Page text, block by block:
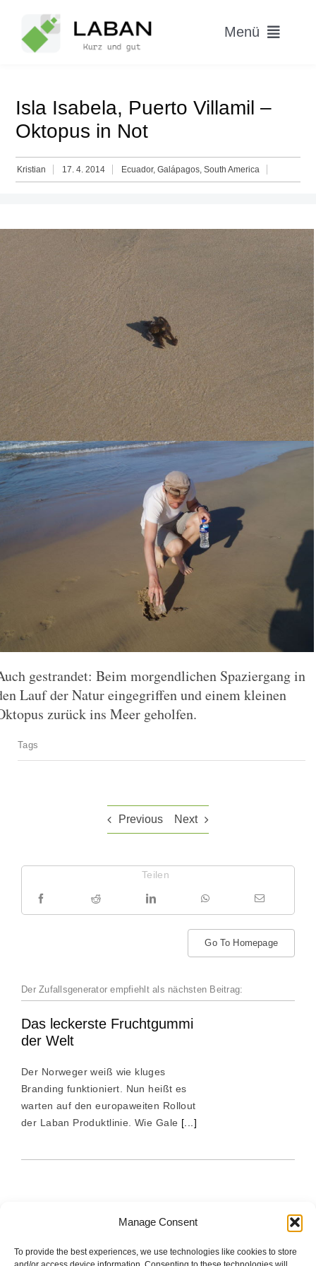
Manage Consent
To provide the best experiences, we use technologies like cookies to store
content
Menü
Worum geht’s?
Blog
Isla Isabela, Puerto Villamil –
Oktopus in Not
Kristian 17. 4. 2014 Ecuador,Galápagos,South America
gestrandet: Beim morgendlichen Spaziergang in
Lauf der Natur eingegriffen und einem kleinen
zurück ins Meer geholfen.
Tags
Previous Next
Teilen
Go To Homepage
Der Zufallsgenerator empfiehlt als nächsten Beitrag:
Das leckerste Fruchtgummi
der Welt
Der Norweger weiß wie kluges
Branding funktioniert. Nun heißt es
warten auf den europaweiten Rollout
der Laban Produktlinie. Wie Gale [...]
The good stuff is on Spotify.